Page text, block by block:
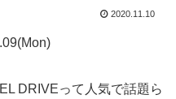
2020.11.10
DRIVEって人気で話題ら